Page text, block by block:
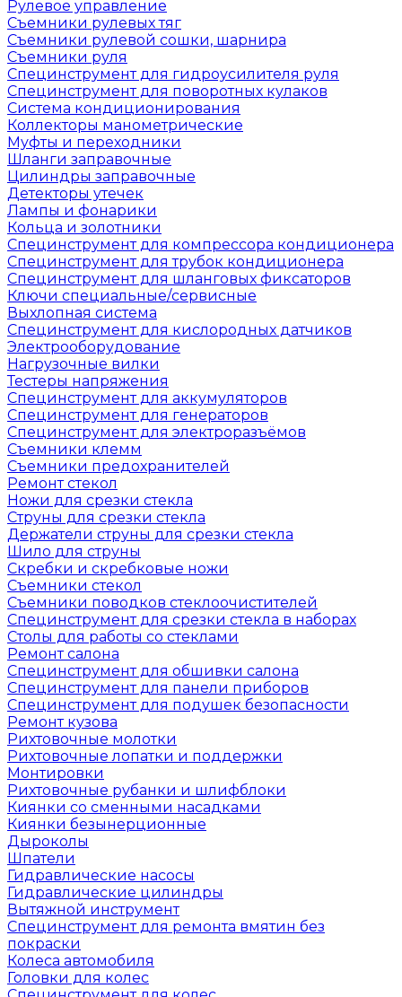
Рулевое управление
Съемники рулевых тяг
Съемники рулевой сошки, шарнира
Съемники руля
Специнструмент для гидроусилителя руля
Специнструмент для поворотных кулаков
Система кондиционирования
Коллекторы манометрические
Муфты и переходники
Шланги заправочные
Цилиндры заправочные
Детекторы утечек
Лампы и фонарики
Кольца и золотники
Специнструмент для компрессора кондиционера
Специнструмент для трубок кондиционера
Специнструмент для шланговых фиксаторов
Ключи специальные/сервисные
Выхлопная система
Специнструмент для кислородных датчиков
Электрооборудование
Нагрузочные вилки
Тестеры напряжения
Специнструмент для аккумуляторов
Специнструмент для генераторов
Специнструмент для электроразъёмов
Съемники клемм
Съемники предохранителей
Ремонт стекол
Ножи для срезки стекла
Струны для срезки стекла
Держатели струны для срезки стекла
Шило для струны
Скребки и скребковые ножи
Съемники стекол
Съемники поводков стеклоочистителей
Специнструмент для срезки стекла в наборах
Столы для работы со стеклами
Ремонт салона
Специнструмент для обшивки салона
Специнструмент для панели приборов
Специнструмент для подушек безопасности
Ремонт кузова
Рихтовочные молотки
Рихтовочные лопатки и поддержки
Монтировки
Рихтовочные рубанки и шлифблоки
Киянки со сменными насадками
Киянки безынерционные
Дыроколы
Шпатели
Гидравлические насосы
Гидравлические цилиндры
Вытяжной инструмент
Специнструмент для ремонта вмятин без
покраски
Колеса автомобиля
Головки для колес